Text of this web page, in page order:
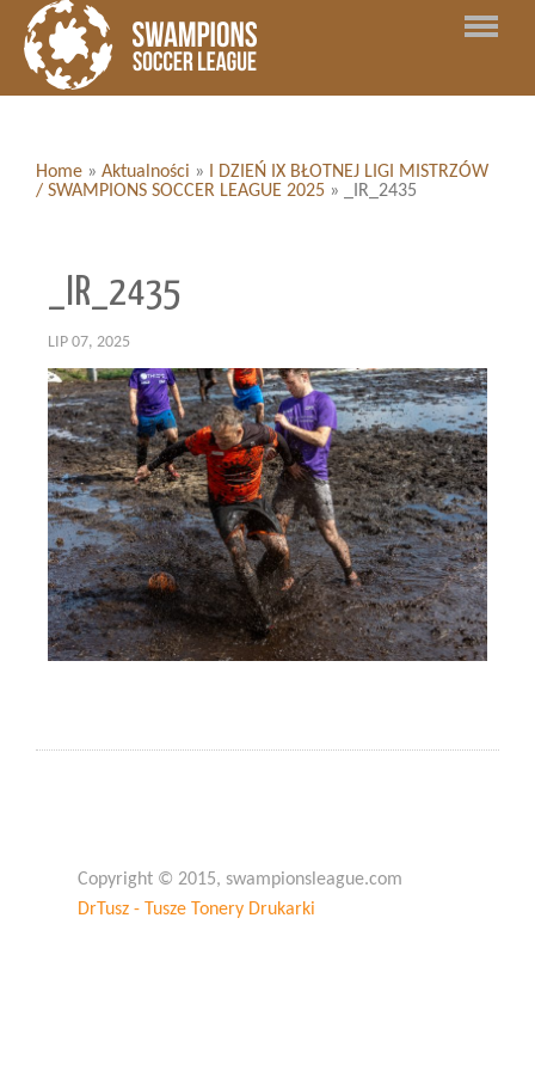
Home » Aktualności »
I DZIEŃ IX BŁOTNEJ LIGI MISTRZÓW
/ SWAMPIONS SOCCER LEAGUE 2025 » _IR_2435
_IR_2435
LIP 07, 2025
Copyright © 2015, swampionsleague.com
DrTusz - Tusze Tonery Drukarki